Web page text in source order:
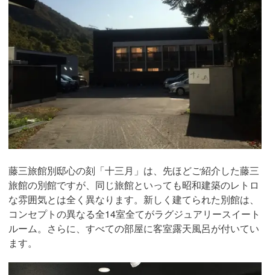
藤三旅館別邸心の刻「十三月」は、先ほどご紹介した藤三
旅館の別館ですが、同じ旅館といっても昭和建築のレトロ
な雰囲気とは全く異なります。新しく建てられた別館は、
コンセプトの異なる全14室全てがラグジュアリースイート
ルーム。さらに、すべての部屋に客室露天風呂が付いてい
ます。